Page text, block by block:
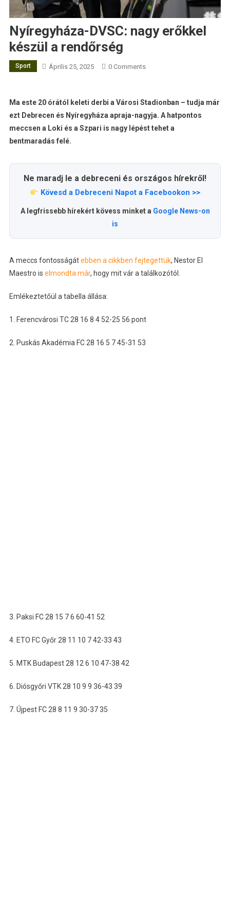
Nyíregyháza-DVSC: nagy erőkkel
készül a rendőrség
Sport Április 25, 2025 0 Comments
Ma este 20 órától keleti derbi a Városi Stadionban – tudja már
ezt Debrecen és Nyíregyháza apraja-nagyja. A hatpontos
meccsen a Loki és a Szpari is nagy lépést tehet a
bentmaradás felé.
Ne maradj le a debreceni és országos hírekről!
Kövesd a Debreceni Napot a Facebookon >>
A legfrissebb hírekért kövess minket a Google News-on
is
A meccs fontosságátebben a cikkben fejtegettük, Nestor El
Maestro is elmondta már, hogy mit vár a találkozótól.
Emlékeztetőül a tabella állása:
1. Ferencvárosi TC 28 16 8 4 52-25 56 pont
2. Puskás Akadémia FC 28 16 5 7 45-31 53
3. Paksi FC 28 15 7 6 60-41 52
4. ETO FC Győr 28 11 10 7 42-33 43
5. MTK Budapest 28 12 6 10 47-38 42
6. Diósgyőri VTK 28 10 9 9 36-43 39
7. Újpest FC 28 8 11 9 30-37 35